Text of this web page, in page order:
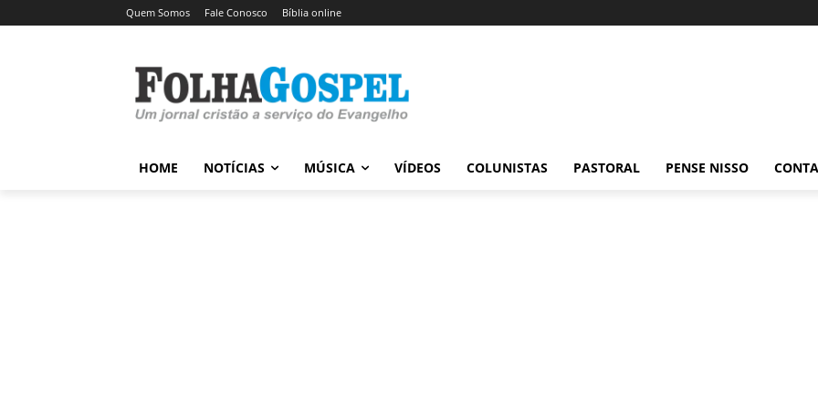
Quem Somos Fale Conosco Bíblia online
HOME NOTÍCIAS MÚSICA VÍDEOS COLUNISTAS PASTORAL PENSE NISSO